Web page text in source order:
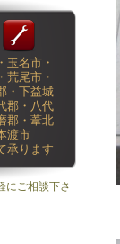
玉名市・
荒尾市・
・下益城
郡・八代
郡・葦北
渡市
承ります
にご相談下さ